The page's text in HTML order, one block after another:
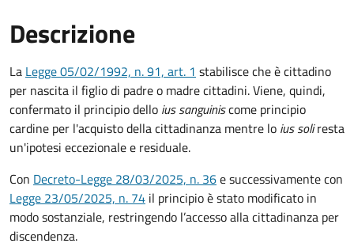
Descrizione
La Legge 05/02/1992, n. 91, art. 1 stabilisce che è cittadino
per nascita il figlio di padre o madre cittadini. Viene, quindi,
confermato il principio dello ius sanguiniscome principio
cardine per l'acquisto della cittadinanza mentre lo ius soliresta
un'ipotesi eccezionale e residuale.
Con Decreto-Legge 28/03/2025, n. 36e successivamente con
Legge 23/05/2025, n. 74 il principio è stato modificato in
modo sostanziale, restringendo l’accesso alla cittadinanza per
discendenza.